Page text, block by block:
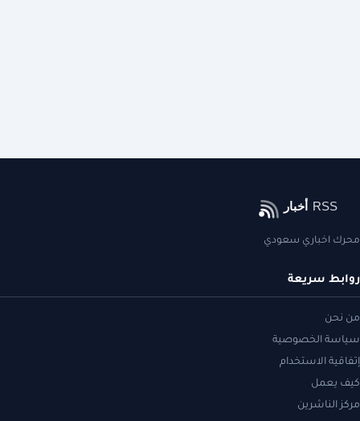
محرك اخباري سعودي
روابط سريعة
من نحن
سياسة الخصوصية
إتفاقية الاستخدام
كيف يعمل
مركز الناشرين